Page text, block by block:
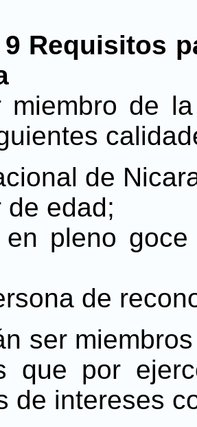
Requisitos
miembro de
de
de edad;
pleno
de
ser
que por
de intereses